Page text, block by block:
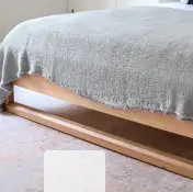
Eleve sua